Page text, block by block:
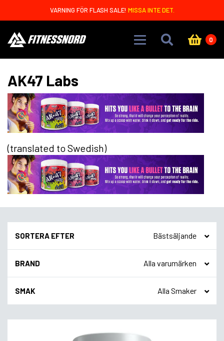
VARNING FÖR FLASH SALE! MISSA INTE DET.
0
AK47 Labs
(translated to Swedish)
SORTERA EFTER
BRAND
SMAK